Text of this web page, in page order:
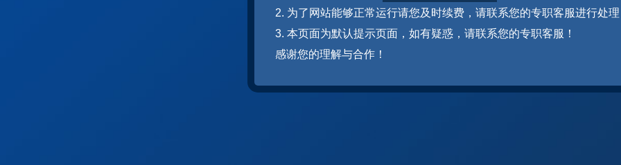
2. 为了网站能够正常运行请您及时续费，请联系您的专职客服进行处
3. 本页面为默认提示页面，如有疑惑，请联系您的专职客服！
感谢您的理解与合作！